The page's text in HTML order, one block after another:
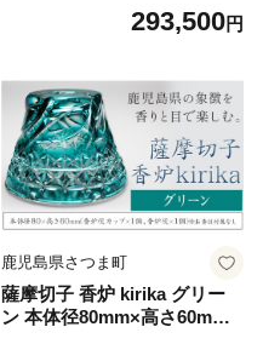
個 薩摩びーどろ工芸株式会社
送料無料 伝統工芸品 切子 お
香 雑貨
293,500円
鹿児島県さつま町
薩摩切子 香炉 kirika グリー
ン 本体径80mm×高さ60mm